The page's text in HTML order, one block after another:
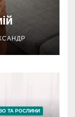
ТА РОСЛИНИ